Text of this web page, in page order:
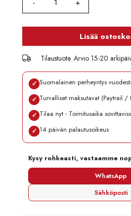
Lisää
Tilaustuote. Arvio 15-20
✓ Suomalainen perheyritys
✓ Turvalliset maksutavat (Paytrail /
✓ Tilaa nyt - Toimitusaika
✓ 14 päivän palautusoikeus
Kysy rohkeasti, vastaamme
WhatsApp
Sähköposti